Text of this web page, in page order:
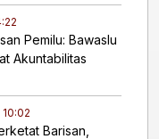
Pemilu: Bawaslu
Akuntabilitas
Barisan,